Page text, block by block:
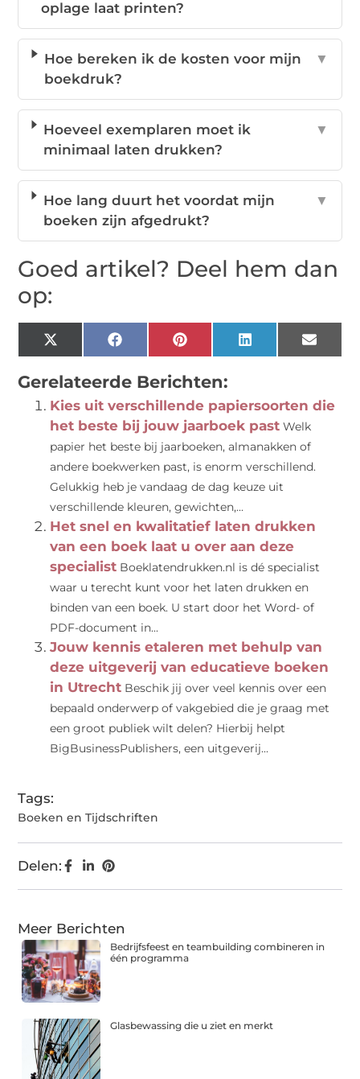
oplage laat printen?
Hoe bereken ik de kosten voor mijn
boekdruk?
▼
Hoeveel exemplaren moet ik
minimaal laten drukken?
▼
Hoe lang duurt het voordat mijn
boeken zijn afgedrukt?
▼
Goed artikel? Deel hem dan
op:
X
(Twitter)
FacebookPinterestLinkedIn Email
Gerelateerde Berichten:
Kies uit verschillende papiersoorten die
het beste bij jouw jaarboek past Welk
papier het beste bij jaarboeken, almanakken of
andere boekwerken past, is enorm verschillend.
Gelukkig heb je vandaag de dag keuze uit
verschillende kleuren, gewichten,...
Het snel en kwalitatief laten drukken
van een boek laat u over aan deze
specialist Boeklatendrukken.nl is dé specialist
waar u terecht kunt voor het laten drukken en
binden van een boek. U start door het Word- of
PDF-document in...
Jouw kennis etaleren met behulp van
deze uitgeverij van educatieve boeken
in Utrecht Beschik jij over veel kennis over een
bepaald onderwerp of vakgebied die je graag met
een groot publiek wilt delen? Hierbij helpt
BigBusinessPublishers, een uitgeverij...
Tags:
Boeken en Tijdschriften
Delen:
Meer Berichten
Bedrijfsfeest en teambuilding combineren in
één programma
Glasbewassing die u ziet en merkt